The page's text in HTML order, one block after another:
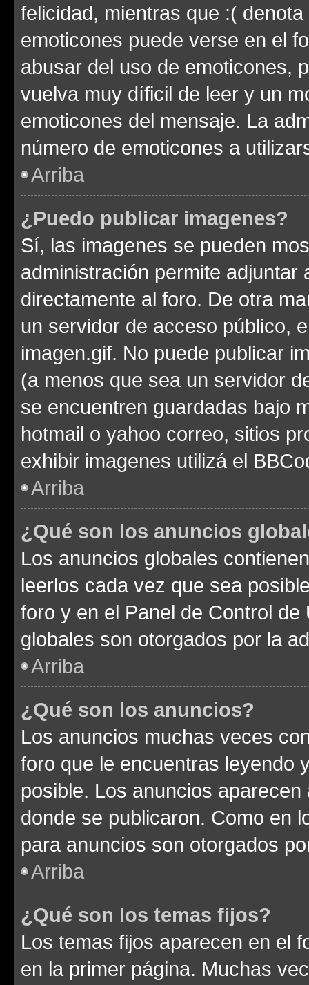
felicidad, mientras que :(
emoticones puede verse en el
abusar del uso de emoticones,
vuelva muy díficil de leer y un
emoticones del mensaje. La
número de emoticones a
Arriba
¿Puedo publicar imagenes?
Sí, las imagenes se pueden
administración permite
directamente al foro. De otra
un servidor de acceso público,
imagen.gif. No puede publicar
(a menos que sea un servidor
se encuentren guardadas bajo
hotmail o yahoo correo, sitios
exhibir imagenes utilizá el
Arriba
¿Qué son los anuncios
Los anuncios globales
leerlos cada vez que sea
foro y en el Panel de Control
globales son otorgados por la
Arriba
¿Qué son los anuncios?
Los anuncios muchas veces
foro que le encuentras leyendo
posible. Los anuncios
donde se publicaron. Como en
para anuncios son otorgados
Arriba
¿Qué son los temas fijos?
Los temas fijos aparecen en el
en la primer página. Muchas